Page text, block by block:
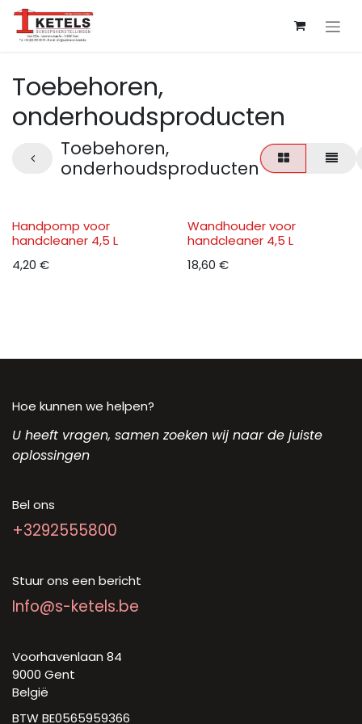
Overslaan naar inhoud
Toebehoren,
onderhoudsproducten
Toebehoren,
onderhoudsproducten
Handpomp voor
handcleaner 4,5 L
4,20 €
Wandhouder voor
handcleaner 4,5 L
18,60 €
Hoe kunnen we helpen?
U heeft vragen, samen zoeken wij naar de juiste
oplossingen
Bel ons
+3292555800
Stuur ons een bericht
Info@s-ketels.be
Voorhavenlaan 84
9000 Gent
België
BTW BE0565959366